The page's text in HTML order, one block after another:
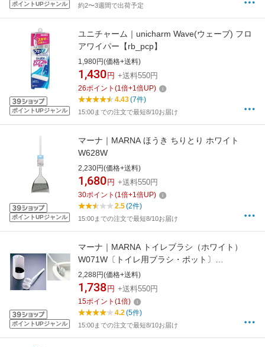
ポイントUPジャンル 約2〜3週間で出荷予定
ポイントUPジャンル
ユニチャーム｜unicharm Wave(ウェーブ) フロ
アワイパー【rb_pcp】
1,980円(価格+送料)
1,430 円 +送料550円
26ポイント (1倍+1倍UP)
4.43(7件)
15:00までの注文で最短8/10お届け
ポイントUPジャンル
マーナ｜MARNA ほうき ちりとり ホワイト
W628W
2,230円(価格+送料)
1,680 円 +送料550円
30ポイント (1倍+1倍UP)
2.5(2件)
15:00までの注文で最短8/10お届け
ポイントUPジャンル
マーナ｜MARNA トイレブラシ（ホワイト）
W071W〔トイレ用ブラシ・ポット〕
【rb_pcp】
2,288円(価格+送料)
1,738 円 +送料550円
15ポイント (1倍)
4.2(5件)
15:00までの注文で最短8/10お届け